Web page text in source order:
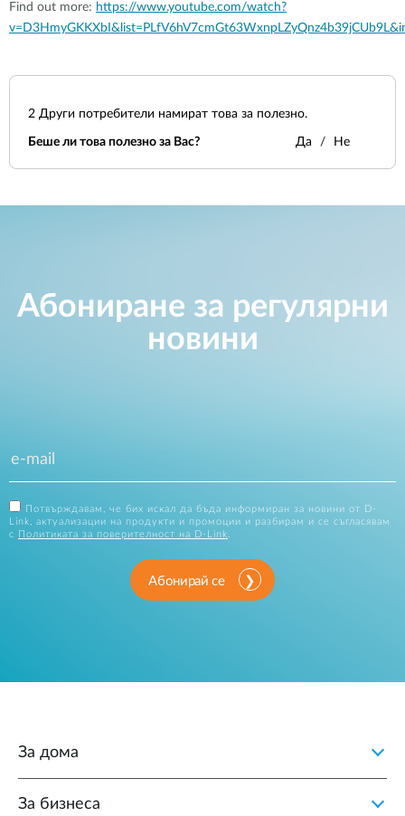
Find out more: https://www.youtube.com/watch?
2 Други потребители намират това за полезно.
Беше ли това полезно за Вас? Да Не
Абониране за регулярни
новини
Потвърждавам, че бих искал да бъда информиран за новини от D-
Link, актуализации на продукти и промоции и разбирам и се съгласявам
с
Политиката за поверителност на D-Link
Абонирай се
За дома
За бизнеса